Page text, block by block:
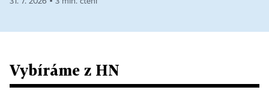
Vybíráme z HN